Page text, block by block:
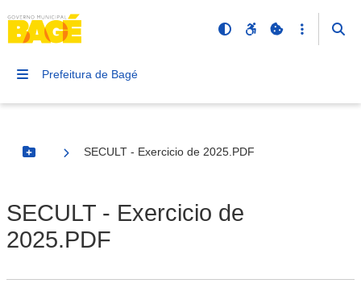
Prefeitura de Bagé
Botão Menu
SECULT - Exercicio de 2025.PDF
SECULT - Exercicio de
2025.PDF